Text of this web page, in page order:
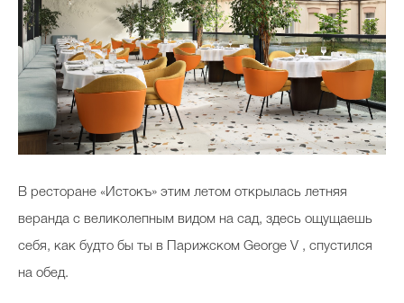
В ресторане «Истокъ» этим летом открылась летняя
веранда с великолепным видом на сад, здесь ощущаешь
себя, как будто бы ты в Парижском George V , спустился
на обед.